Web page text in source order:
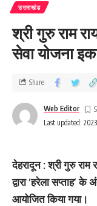
उत्तराखंड
श्री गुरु राम
सेवा योजना
Last updated:
Web Editor
Share
देहरादून : श्री गुरु राम
द्वारा ‘हरेला सप्ताह’
आयोजित किया गया।